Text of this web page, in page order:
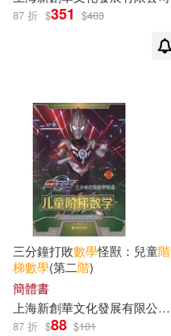
87 折 $351 $403
三分鐘打敗數學怪獸：兒童階
梯數學(第二階)
簡體書
上海新創華文化發展有限公司（編）
87 折 $88 $101